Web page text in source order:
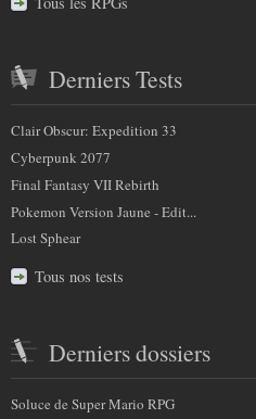
Derniers Tests
Clair Obscur: Expedition 33
Cyberpunk 2077
Final Fantasy VII Rebirth
Pokemon Version Jaune - Edit...
Lost Sphear
Tous nos tests
Derniers dossiers
Soluce de Super Mario RPG